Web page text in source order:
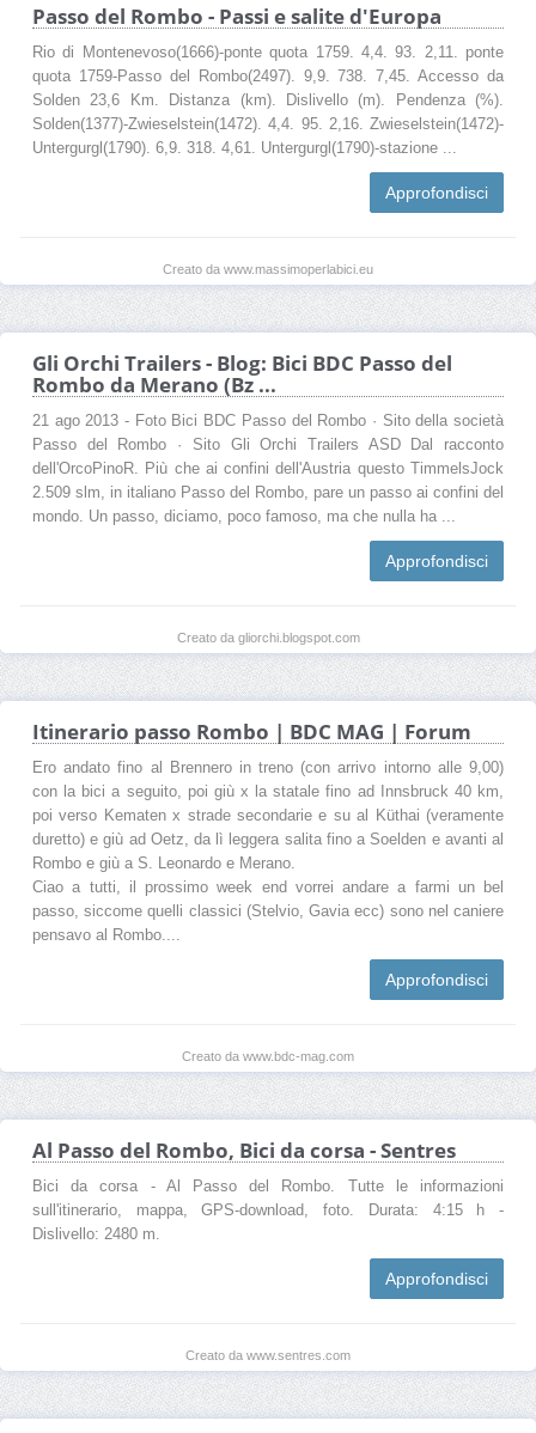
Passo del Rombo - Passi e salite d'Europa
Rio di Montenevoso(1666)-ponte quota 1759. 4,4. 93. 2,11. ponte
quota 1759-Passo del Rombo(2497). 9,9. 738. 7,45. Accesso da
Solden 23,6 Km. Distanza (km). Dislivello (m). Pendenza (%).
Solden(1377)-Zwieselstein(1472). 4,4. 95. 2,16. Zwieselstein(1472)-
Untergurgl(1790). 6,9. 318. 4,61. Untergurgl(1790)-stazione ...
Approfondisci
Creato da www.massimoperlabici.eu
Gli Orchi Trailers - Blog: Bici BDC Passo del
Rombo da Merano (Bz ...
21 ago 2013 - Foto Bici BDC Passo del Rombo · Sito della società
Passo del Rombo · Sito Gli Orchi Trailers ASD Dal racconto
dell'OrcoPinoR. Più che ai confini dell'Austria questo TimmelsJock
2.509 slm, in italiano Passo del Rombo, pare un passo ai confini del
mondo. Un passo, diciamo, poco famoso, ma che nulla ha ...
Approfondisci
Creato da gliorchi.blogspot.com
Itinerario passo Rombo | BDC MAG | Forum
Ero andato fino al Brennero in treno (con arrivo intorno alle 9,00)
con la bici a seguito, poi giù x la statale fino ad Innsbruck 40 km,
poi verso Kematen x strade secondarie e su al Küthai (veramente
duretto) e giù ad Oetz, da lì leggera salita fino a Soelden e avanti al
Rombo e giù a S. Leonardo e Merano.
Ciao a tutti, il prossimo week end vorrei andare a farmi un bel
passo, siccome quelli classici (Stelvio, Gavia ecc) sono nel caniere
pensavo al Rombo....
Approfondisci
Creato da www.bdc-mag.com
Al Passo del Rombo, Bici da corsa - Sentres
Bici da corsa - Al Passo del Rombo. Tutte le informazioni
sull'itinerario, mappa, GPS-download, foto. Durata: 4:15 h -
Dislivello: 2480 m.
Approfondisci
Creato da www.sentres.com